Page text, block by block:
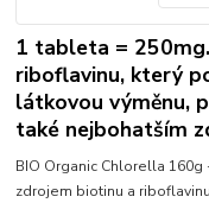
1 tableta =
riboflavinu, který
látkovou výměnu,
také nejbohatším
BIO Organic Chlorella
zdrojem biotinu a